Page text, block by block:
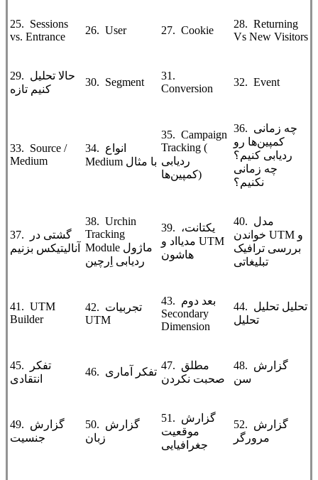
25. Sessions
vs. Entrance
26. User 27. Cookie
28. Returning
Vs New Visitors
29. حالا تحلیل
کنیم تازه
30. Segment
31.
Conversion
32. Event
33. Source /
Medium
34. انواع
Medium با مثال
35. Campaign
Tracking (
ردیابی
کمپین‌ها)
36. چه زمانی
کمپین‌ها رو
ردیابی کنیم؟
چه زمانی
نکنیم؟
37. گشتی در
آنالیتیکس بزنیم
38. Urchin
Tracking
Module ماژول
ردیابی اِرچین
39. یکتانت،
مدیااد و UTM
هاشون
40. مدل
خواندن UTM و
بررسی ترافیک
تبلیغاتی
41. UTM
Builder
42. تجربیات
UTM
43. بعد دوم
Secondary
Dimension
44. تحلیل تحلیل
تحلیل
45. تفکر
انتقادی
46. تفکر آماری
47. مطلق
صحبت نکردن
48. گزارش
سن
49. گزارش
جنسیت
50. گزارش
زبان
51. گزارش
موقعیت
جغرافیایی
52. گزارش
مرورگر